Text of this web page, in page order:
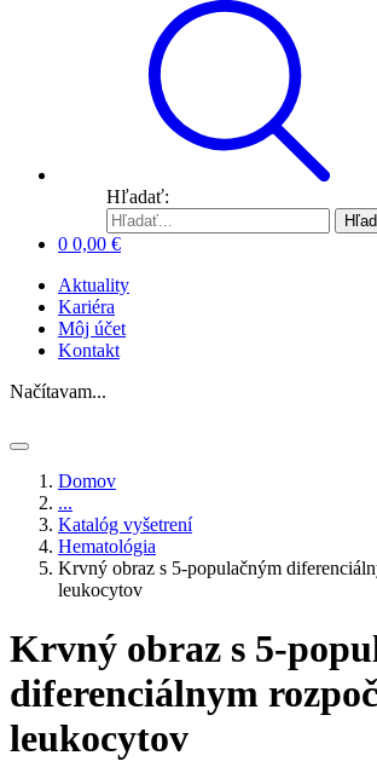
Hľadať:
0 0,00 €
Aktuality
Kariéra
Môj účet
Kontakt
Načítavam...
Domov
...
Katalóg vyšetrení
Hematológia
Krvný obraz s 5-populačným
leukocytov
Krvný obraz s 5-
diferenciálnym
leukocytov